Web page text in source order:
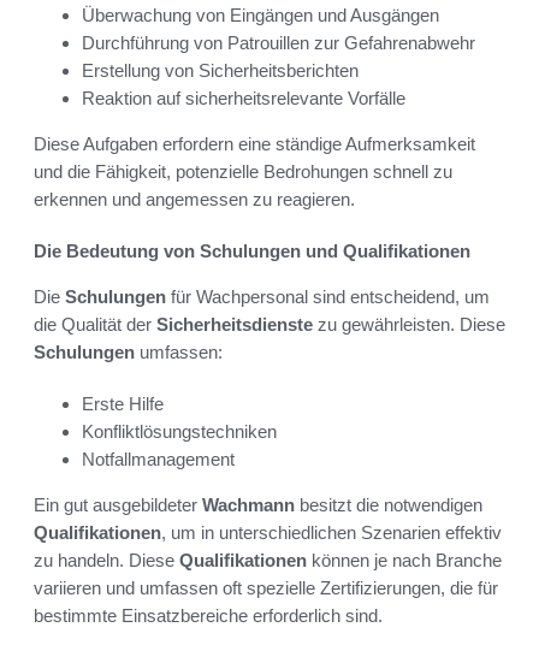
Überwachung von Eingängen und Ausgängen
Durchführung von Patrouillen zur Gefahrenabwehr
Erstellung von Sicherheitsberichten
Reaktion auf sicherheitsrelevante Vorfälle
Diese Aufgaben erfordern eine ständige Aufmerksamkeit
und die Fähigkeit, potenzielle Bedrohungen schnell zu
erkennen und angemessen zu reagieren.
Die Bedeutung von Schulungen und Qualifikationen
Die Schulungen für Wachpersonal sind entscheidend, um
die Qualität der Sicherheitsdienste zu gewährleisten. Diese
Schulungen umfassen:
Erste Hilfe
Konfliktlösungstechniken
Notfallmanagement
Ein gut ausgebildeter Wachmann besitzt die notwendigen
Qualifikationen, um in unterschiedlichen Szenarien effektiv
zu handeln. Diese Qualifikationen können je nach Branche
variieren und umfassen oft spezielle Zertifizierungen, die für
bestimmte Einsatzbereiche erforderlich sind.